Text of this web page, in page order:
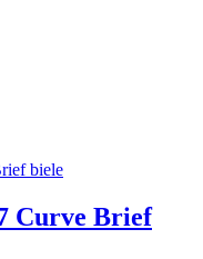
Curve Brief